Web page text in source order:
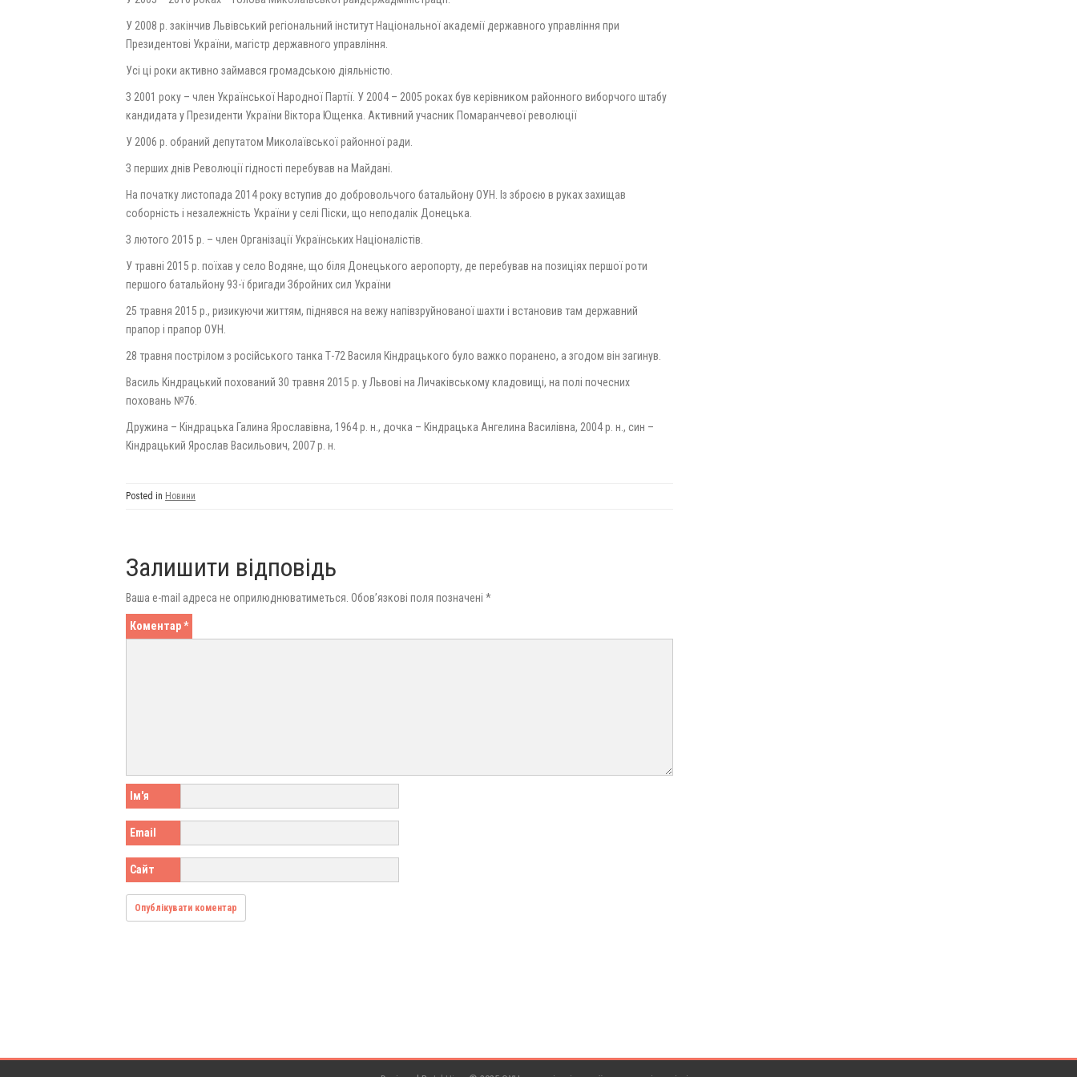
У 2008 р. закінчив Львівський регіональний інститут Національної академії державного управління при
Президентові України, магістр державного управління.
Усі ці роки активно займався громадською діяльністю.
З 2001 року – член Української Народної Партії. У 2004 – 2005 роках був керівником районного виборчого штабу
кандидата у Президенти України Віктора Ющенка. Активний учасник Помаранчевої революції
У 2006 р. обраний депутатом Миколаївської районної ради.
З перших днів Революції гідності перебував на Майдані.
На початку листопада 2014 року вступив до добровольчого батальйону ОУН. Із зброєю в руках захищав
соборність і незалежність України у селі Піски, що неподалік Донецька.
З лютого 2015 р. – член Організації Українських Націоналістів.
У травні 2015 р. поїхав у село Водяне, що біля Донецького аеропорту, де перебував на позиціях першої роти
першого батальйону 93-ї бригади Збройних сил України
25 травня 2015 р., ризикуючи життям, піднявся на вежу напівзруйнованої шахти і встановив там державний
прапор і прапор ОУН.
28 травня пострілом з російського танка Т-72 Василя Кіндрацького було важко поранено, а згодом він загинув.
Василь Кіндрацький похований 30 травня 2015 р. у Львові на Личаківському кладовищі, на полі почесних
поховань №76.
Дружина – Кіндрацька Галина Ярославівна, 1964 р. н., дочка – Кіндрацька Ангелина Василівна, 2004 р. н., син –
Кіндрацький Ярослав Васильович, 2007 р. н.
Posted in Новини
Залишити відповідь
Ваша e-mail адреса не оприлюднюватиметься. Обов’язкові поля позначені *
Коментар*
Ім'я
Email
Сайт